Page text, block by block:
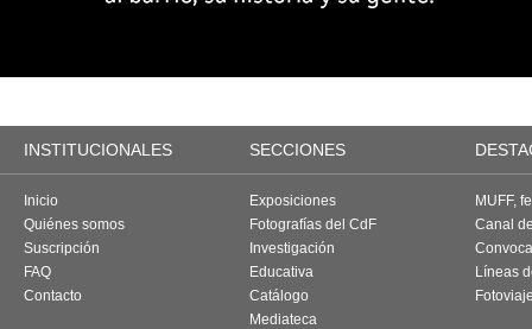
INSTITUCIONALES SECCIONES
Inicio
Quiénes somos
Suscripción
FAQ
Contacto
Exposiciones
Fotografías del CdF
Investigación
Educativa
Catálogo
Mediateca
MUFF,
Canal
Líneas